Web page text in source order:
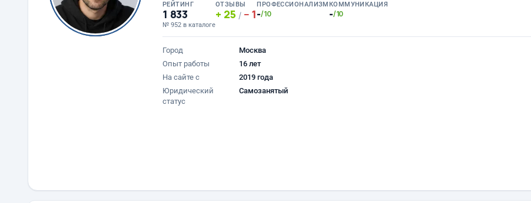
РЕЙТИНГ
1 833
№ 952 в каталоге
ОТЗЫВЫ
25 / 1
ПРОФЕССИОНАЛИЗМ
-/10
КОММУНИКАЦИЯ
-/10
Город
Москва
Опыт работы
16 лет
На сайте с
2019 года
Юридический
статус
Самозанятый